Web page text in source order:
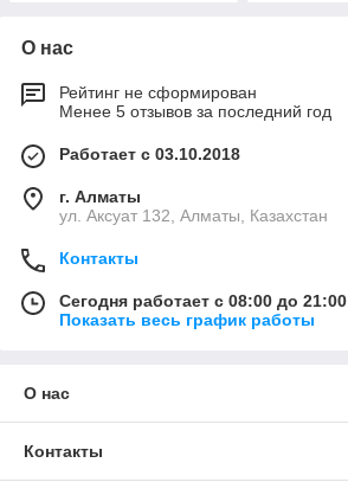
О нас
Рейтинг не сформирован
Менее 5 отзывов за последний год
Работает с 03.10.2018
г. Алматы
ул. Аксуат 132, Алматы, Казахстан
Контакты
Сегодня работает с 08:00 до 21:00
Показать весь график работы
О нас
Контакты